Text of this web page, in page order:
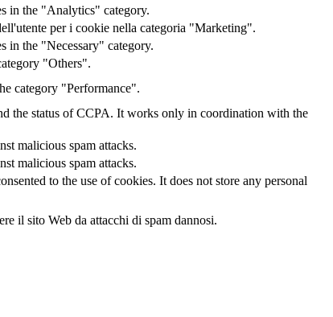
in the "Analytics" category.
per i cookie nella categoria "Marketing".
in the "Necessary" category.
"Others".
category "Performance".
the status of CCPA. It works only in coordination with the
malicious spam attacks.
malicious spam attacks.
to the use of cookies. It does not store any personal
il sito Web da attacchi di spam dannosi.